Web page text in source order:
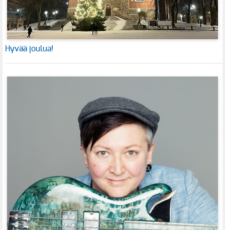
Hyvää joulua!